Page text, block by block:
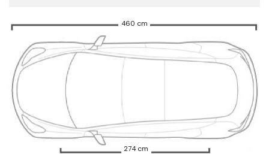
460 cm
274 cm